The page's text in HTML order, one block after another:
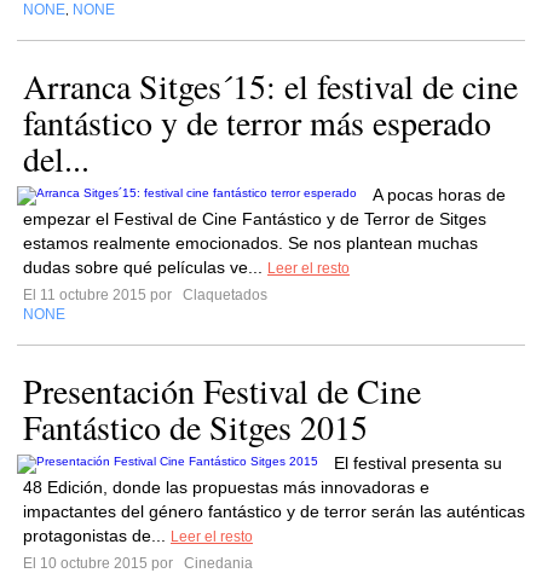
NONE NONE
Arranca Sitges´15: el festival de cine
fantástico y de terror más esperado
del...
A pocas horas de
empezar el Festival de Cine Fantástico y de Terror de Sitges
estamos realmente emocionados. Se nos plantean muchas
dudas sobre qué películas ve...
Leer el resto
El 11 octubre 2015 por
Claquetados
NONE
Presentación Festival de Cine
Fantástico de Sitges 2015
El festival presenta su
48 Edición, donde las propuestas más innovadoras e
impactantes del género fantástico y de terror serán las auténticas
protagonistas de...
Leer el resto
El 10 octubre 2015 por
Cinedania